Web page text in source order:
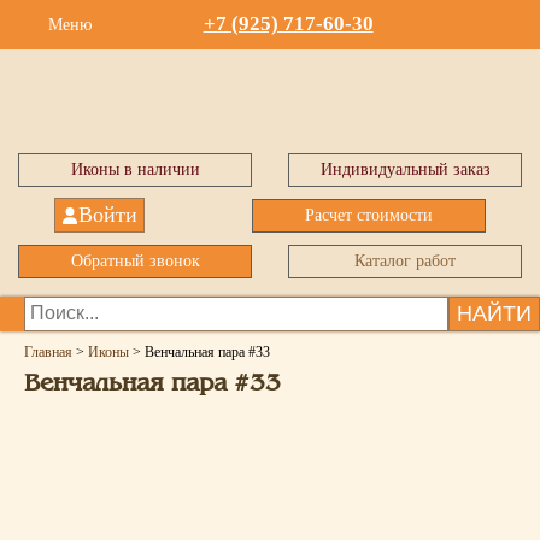
Меню +7 (925) 717-60-30
Иконы в наличии Индивидуальный заказ
Войти Расчет стоимости
Обратный звонок Каталог работ
НАЙТИ
Главная > Иконы > Венчальная пара #33
Венчальная пара #33